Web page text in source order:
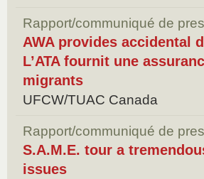
Rapport/communiqué de
AWA provides accidental
L’ATA fournit une
migrants
UFCW/TUAC Canada
Rapport/communiqué de
S.A.M.E. tour a
issues